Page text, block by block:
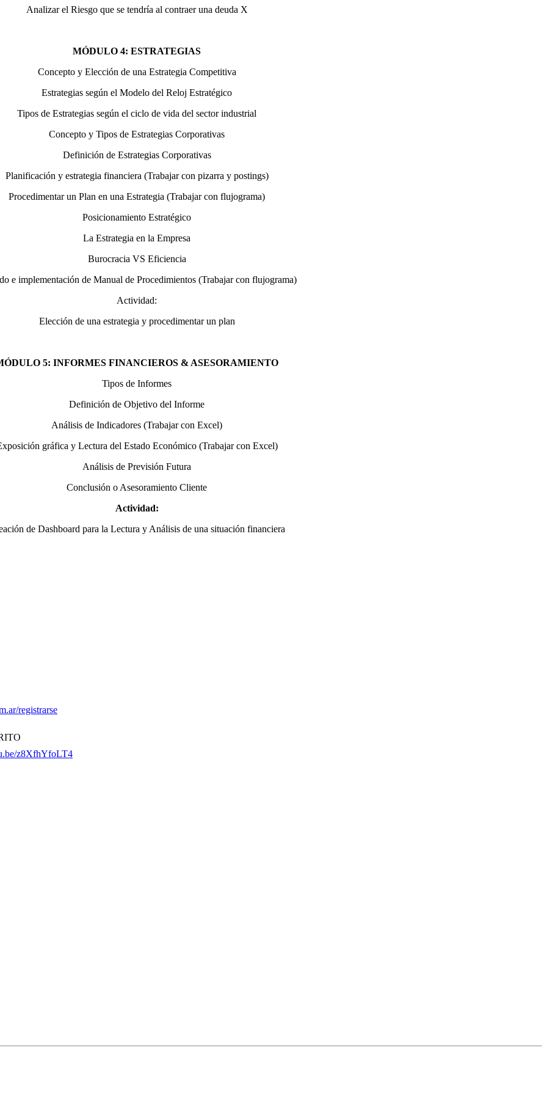
Analizar el Riesgo que se tendría al contraer una deuda X
MÓDULO 4: ESTRATEGIAS
Concepto y Elección de una Estrategia Competitiva
Estrategias según el Modelo del Reloj Estratégico
Tipos de Estrategias según el ciclo de vida del sector industrial
Concepto y Tipos de Estrategias Corporativas
Definición de Estrategias Corporativas
Planificación y estrategia financiera (Trabajar con pizarra y postings)
Procedimentar un Plan en una Estrategia (Trabajar con flujograma)
Posicionamiento Estratégico
La Estrategia en la Empresa
Burocracia VS Eficiencia
e implementación de Manual de Procedimientos (Trabajar con flujograma)
Actividad:
Elección de una estrategia y procedimentar un plan
5: INFORMES FINANCIEROS & ASESORAMIENTO
Tipos de Informes
Definición de Objetivo del Informe
Análisis de Indicadores (Trabajar con Excel)
gráfica y Lectura del Estado Económico (Trabajar con Excel)
Análisis de Previsión Futura
Conclusión o Asesoramiento Cliente
Actividad:
de Dashboard para la Lectura y Análisis de una situación financiera
registrarse
z8XfhYfoLT4